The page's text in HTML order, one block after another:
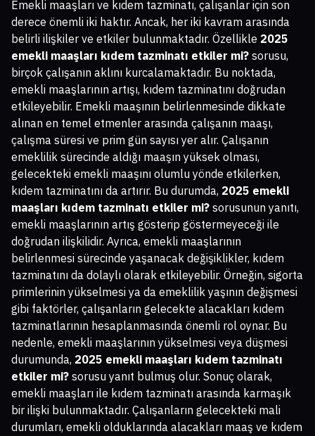
Emekli maaşları ve kıdem tazminatı, çalışanlar için son
derece önemli iki haktır. Ancak, her iki kavram arasında
belirli ilişkiler ve etkiler bulunmaktadır. Özellikle 2025
emekli maaşları kıdem tazminatı etkiler mi? sorusu,
birçok çalışanın aklını kurcalamaktadır. Bu noktada,
emekli maaşlarının artışı, kıdem tazminatını doğrudan
etkileyebilir. Emekli maaşının belirlenmesinde dikkate
alınan en temel etmenler arasında çalışanın maaşı,
çalışma süresi ve prim gün sayısı yer alır. Çalışanın
emeklilik sürecinde aldığı maaşın yüksek olması,
gelecekteki emekli maaşını olumlu yönde etkilerken,
kıdem tazminatını da artırır. Bu durumda, 2025 emekli
maaşları kıdem tazminatı etkiler mi? sorusunun yanıtı,
emekli maaşlarının artış gösterip göstermeyeceği ile
doğrudan ilişkilidir. Ayrıca, emekli maaşlarının
belirlenmesi sürecinde yaşanacak değişiklikler, kıdem
tazminatını da dolaylı olarak etkileyebilir. Örneğin, sigorta
primlerinin yükselmesi ya da emeklilik yaşının değişmesi
gibi faktörler, çalışanların gelecekte alacakları kıdem
tazminatlarının hesaplanmasında önemli rol oynar. Bu
nedenle, emekli maaşlarının yükselmesi veya düşmesi
durumunda, 2025 emekli maaşları kıdem tazminatı
etkiler mi? sorusu yanıt bulmuş olur. Sonuç olarak,
emekli maaşları ile kıdem tazminatı arasında karmaşık
bir ilişki bulunmaktadır. Çalışanların gelecekteki mali
durumları, emekli olduklarında alacakları maaş ve kıdem